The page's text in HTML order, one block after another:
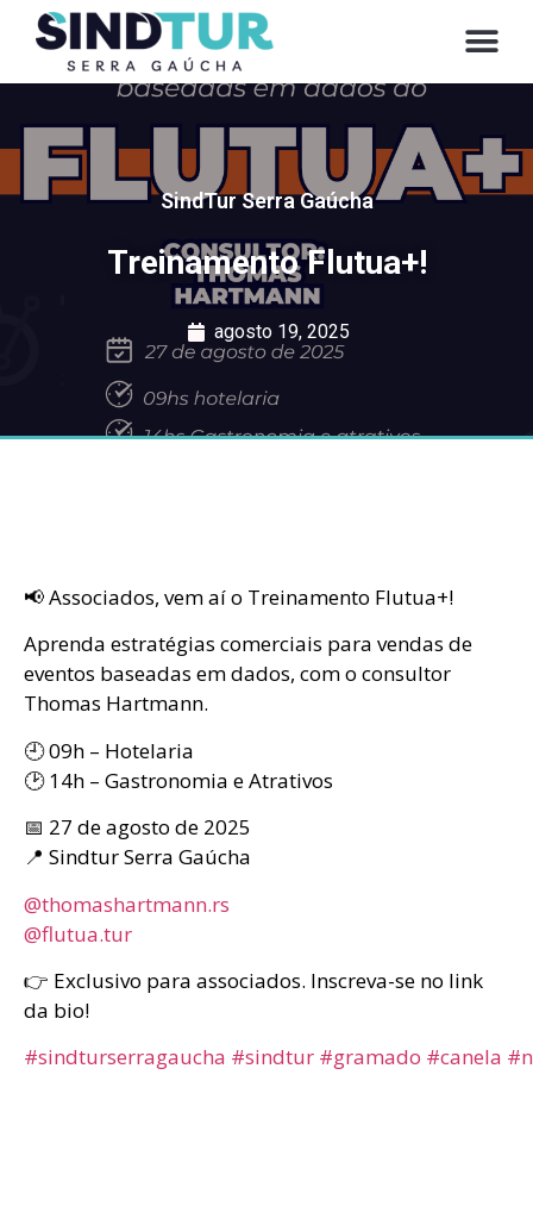
SindTur Serra Gaúcha
Treinamento Flutua+!
agosto 19, 2025
📢 Associados, vem aí o Treinamento Flutua+!
Aprenda estratégias comerciais para vendas de
eventos baseadas em dados, com o consultor
Thomas Hartmann.
🕘 09h – Hotelaria
🕑 14h – Gastronomia e Atrativos
📅 27 de agosto de 2025
📍 Sindtur Serra Gaúcha
@thomashartmann.rs
@flutua.tur
👉 Exclusivo para associados. Inscreva-se no link
da bio!
#sindturserragaucha #sindtur #gramado #canela